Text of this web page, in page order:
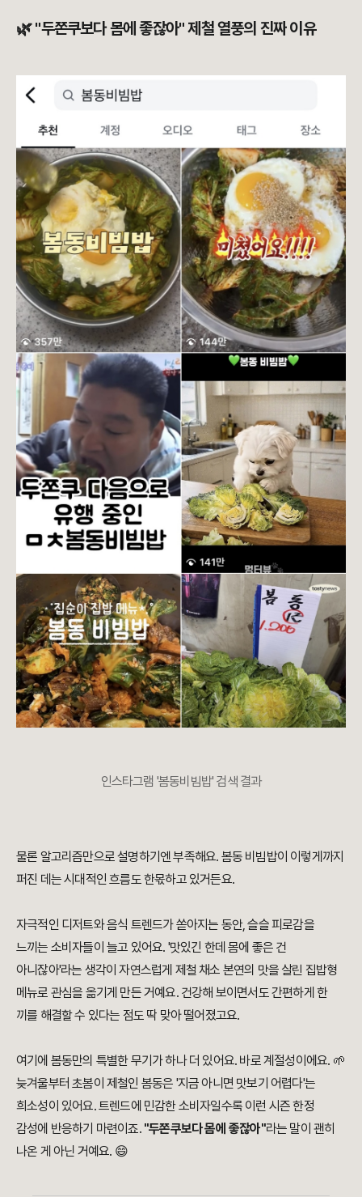
🌿 "두쫀쿠보다 몸에 좋잖아" 제철 열풍의 진짜 이유
인스타그램 '봄동비빔밥' 검색 결과
물론 알고리즘만으로 설명하기엔 부족해요. 봄동 비빔밥이 이렇게까지
퍼진 데는 시대적인 흐름도 한몫하고 있거든요.
자극적인 디저트와 음식 트렌드가 쏟아지는 동안, 슬슬 피로감을
느끼는 소비자들이 늘고 있어요. '맛있긴 한데 몸에 좋은 건
아니잖아'라는 생각이 자연스럽게 제철 채소 본연의 맛을 살린 집밥형
메뉴로 관심을 옮기게 만든 거예요. 건강해 보이면서도 간편하게 한
끼를 해결할 수 있다는 점도 딱 맞아 떨어졌고요.
여기에 봄동만의 특별한 무기가 하나 더 있어요. 바로 계절성이에요. 🌱
늦겨울부터 초봄이 제철인 봄동은 '지금 아니면 맛보기 어렵다'는
희소성이 있어요. 트렌드에 민감한 소비자일수록 이런 시즌 한정
감성에 반응하기 마련이죠. "두쫀쿠보다 몸에 좋잖아"라는 말이 괜히
나온 게 아닌 거예요. 😄